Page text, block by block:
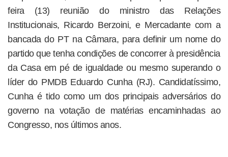
feira (13) reunião do ministro das Relações
Institucionais, Ricardo Berzoini, e Mercadante com a
bancada do PT na Câmara, para definir um nome do
partido que tenha condições de concorrer à presidência
da Casa em pé de igualdade ou mesmo superando o
líder do PMDB Eduardo Cunha (RJ). Candidatíssimo,
Cunha é tido como um dos principais adversários do
governo na votação de matérias encaminhadas ao
Congresso, nos últimos anos.